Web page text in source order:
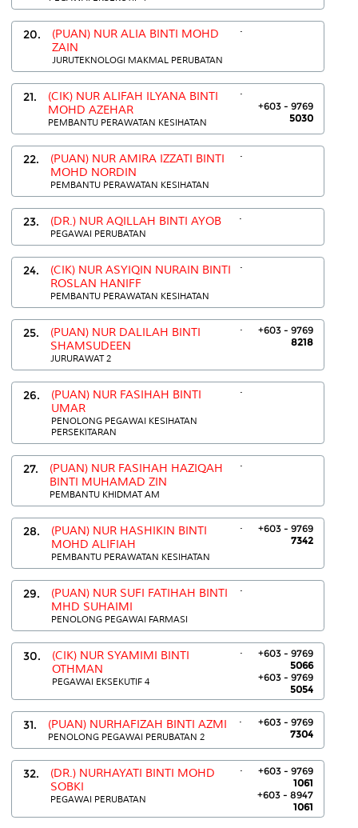
20.
(PUAN) NUR ALIA BINTI MOHD
ZAIN
JURUTEKNOLOGI MAKMAL PERUBATAN
.
21.
(CIK) NUR ALIFAH ILYANA BINTI
MOHD AZEHAR
PEMBANTU PERAWATAN KESIHATAN
.
+603 - 9769
5030
22.
(PUAN) NUR AMIRA IZZATI BINTI
MOHD NORDIN
PEMBANTU PERAWATAN KESIHATAN
.
23. (DR.) NUR AQILLAH BINTI AYOB
PEGAWAI PERUBATAN
.
24.
(CIK) NUR ASYIQIN NURAIN BINTI
ROSLAN HANIFF
PEMBANTU PERAWATAN KESIHATAN
.
25.
(PUAN) NUR DALILAH BINTI
SHAMSUDEEN
JURURAWAT 2
.
+603 - 9769
8218
26.
(PUAN) NUR FASIHAH BINTI
UMAR
PENOLONG PEGAWAI KESIHATAN
PERSEKITARAN
.
27.
(PUAN) NUR FASIHAH HAZIQAH
BINTI MUHAMAD ZIN
PEMBANTU KHIDMAT AM
.
28.
(PUAN) NUR HASHIKIN BINTI
MOHD ALIFIAH
PEMBANTU PERAWATAN KESIHATAN
.
+603 - 9769
7342
29.
(PUAN) NUR SUFI FATIHAH BINTI
MHD SUHAIMI
PENOLONG PEGAWAI FARMASI
.
30.
(CIK) NUR SYAMIMI BINTI
OTHMAN
PEGAWAI EKSEKUTIF 4
.
+603 - 9769
5066
+603 - 9769
5054
31. (PUAN) NURHAFIZAH BINTI AZMI
PENOLONG PEGAWAI PERUBATAN 2
.
+603 - 9769
7304
32.
(DR.) NURHAYATI BINTI MOHD
SOBKI
PEGAWAI PERUBATAN
.
+603 - 9769
1061
+603 - 8947
1061